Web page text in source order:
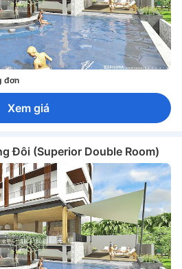
đơn
Xem giá
Đôi (Superior Double Room)